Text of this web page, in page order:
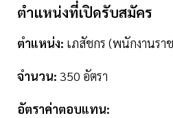
ตำแหน่งที่เปิดรับสมัคร
ตำแหน่ง: เภสัชกร (พนักงานรา
จำนวน: 350 อัตรา
อัตราค่าตอบแทน: